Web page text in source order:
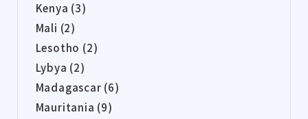
Kenya (3)
Mali (2)
Lesotho (2)
Lybya (2)
Madagascar (6)
Mauritania (9)